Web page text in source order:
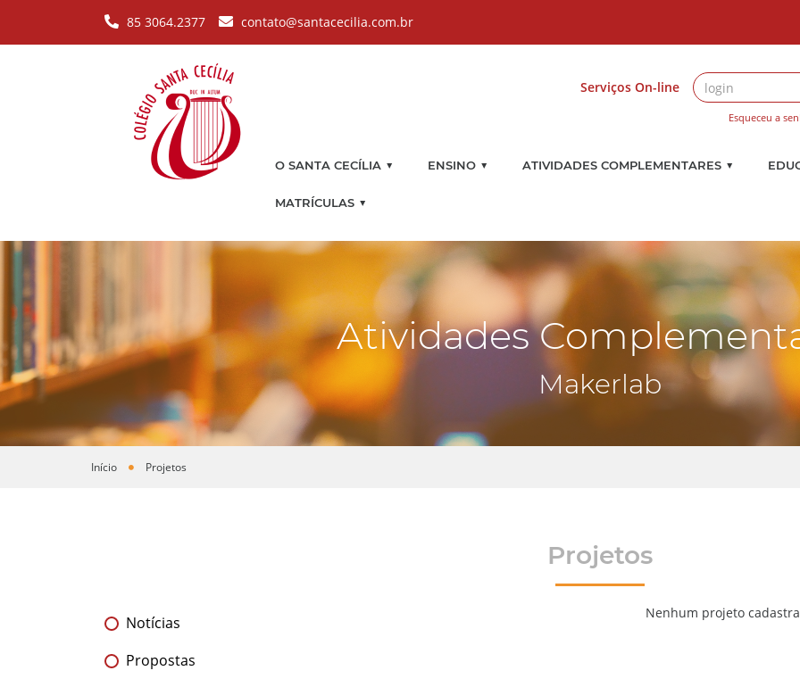
85 3064.2377 contato@santacecilia.com.br
Serviços On-line
Esqueceu a
O SANTA CECÍLIA ▼ ENSINO ▼ ATIVIDADES COMPLEMENTARES ▼
MATRÍCULAS ▼
Atividades
Makerlab
Você está aqui
Início Projetos
Projetos
Notícias
Propostas
Nenhum projeto